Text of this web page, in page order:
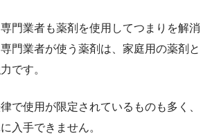
門業者も薬剤を使用してつまりを解消
門業者が使う薬剤は、家庭用の薬剤と
です。
で使用が限定されているものも多く、
入手できません。